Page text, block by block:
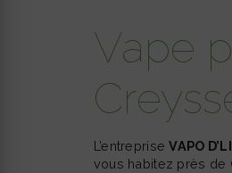
vape proche de
L’entrepriseVAPO
vous habitez près de